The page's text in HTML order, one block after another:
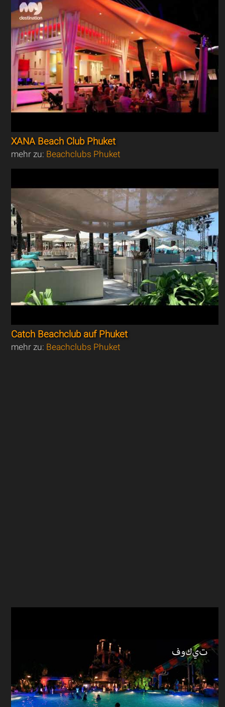
XANA Beach Club Phuket
mehr zu: Beachclubs Phuket
Catch Beachclub auf Phuket
mehr zu: Beachclubs Phuket